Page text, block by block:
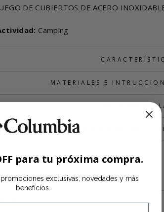
DE CUBIERTOS DE ACERO
Camping
MATERIALES E
GUÍA DE
INFORMACIÓN DE ENVIOS Y
para tu próxima compra.
exclusivas, novedades y más
beneficios.